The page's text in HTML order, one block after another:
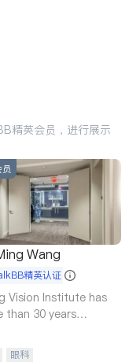
精英会员，进行展示
Wang
精英认证
Vision Institute has
than 30 years
眼科